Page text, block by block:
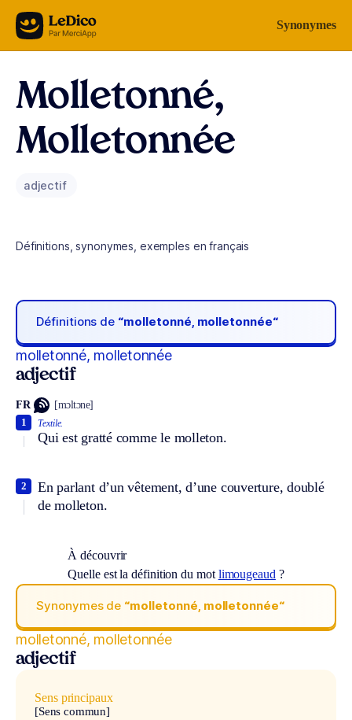
Aller au contenu Synonymes
Molletonné,
Molletonnée
adjectif
Définitions, synonymes, exemples en français
Définitions de “molletonné, molletonnée“
molletonné, molletonnée
adjectif
FR [mɔltɔne]
Textile.
Qui est gratté comme le molleton.
1
En parlant d’un vêtement, d’une couverture, doublé
de molleton.
2
À découvrir
Quelle est la définition du mot limougeaud ?
Synonymes de “molletonné, molletonnée“
molletonné, molletonnée
adjectif
Sens principaux
[Sens commun]